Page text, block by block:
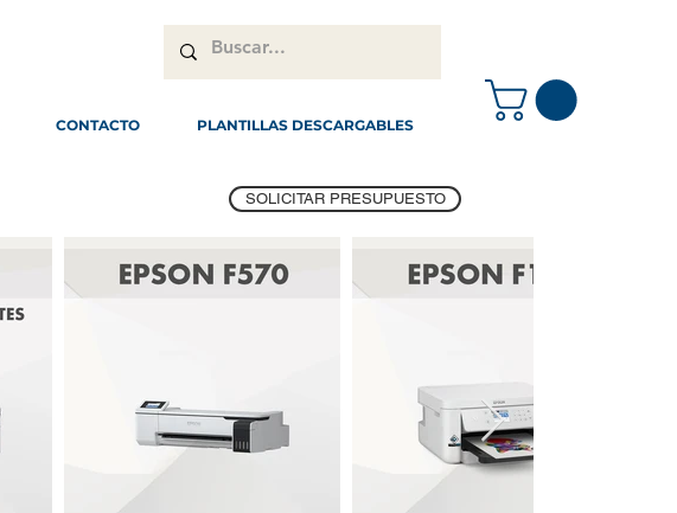
CONTACTO PLANTILLAS DESCARGABLES
SOLICITAR PRESUPUESTO